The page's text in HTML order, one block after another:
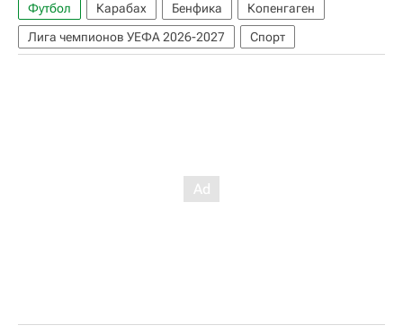
Футбол Карабах Бенфика
Копенгаген
Лига чемпионов УЕФА 2026-2027
Спорт